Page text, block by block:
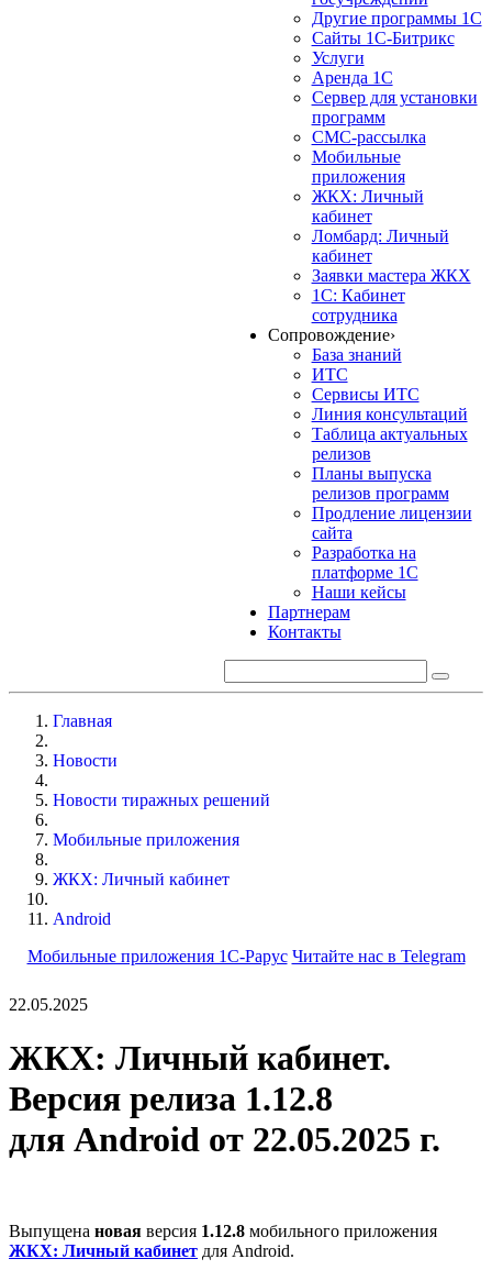
Другие программы 1С
Сайты 1С-Битрикс
Услуги
Аренда 1С
Сервер для установки
программ
СМС-рассылка
Мобильные
приложения
ЖКХ: Личный
кабинет
Ломбард: Личный
кабинет
Заявки мастера ЖКХ
1С: Кабинет
сотрудника
Сопровождение›
База знаний
ИТС
Сервисы ИТС
Линия консультаций
Таблица актуальных
релизов
Планы выпуска
релизов программ
Продление лицензии
сайта
Разработка на
платформе 1С
Наши кейсы
Партнерам
Контакты
Главная
Новости
Новости тиражных решений
Мобильные приложения
ЖКХ: Личный кабинет
Android
Мобильные приложения 1С-Рарус Читайте нас в Telegram
22.05.2025
ЖКХ: Личный кабинет.
Версия релиза 1.12.8
для Android от 22.05.2025 г.
Выпущена новая версия 1.12.8 мобильного приложения
ЖКХ: Личный кабинет для Android.